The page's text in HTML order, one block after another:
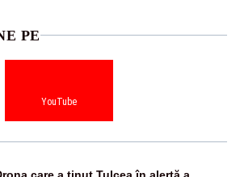
PE
YouTube
care a ținut Tulcea în alertă a